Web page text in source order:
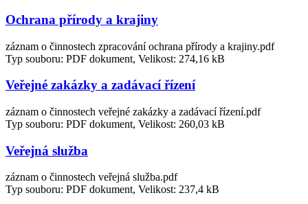
Ochrana přírody a krajiny
záznam o činnostech zpracování ochrana přírody a krajiny.pdf
Typ souboru: PDF dokument, Velikost: 274,16 kB
Veřejné zakázky a zadávací řízení
záznam o činnostech veřejné zakázky a zadávací řízení.pdf
Typ souboru: PDF dokument, Velikost: 260,03 kB
Veřejná služba
záznam o činnostech veřejná služba.pdf
Typ souboru: PDF dokument, Velikost: 237,4 kB